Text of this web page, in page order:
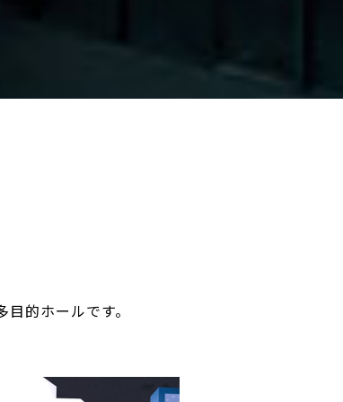
的ホールです。